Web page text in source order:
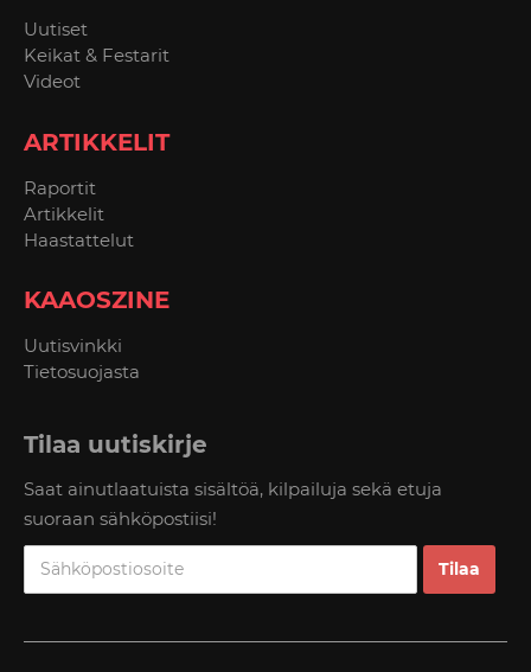
Uutiset
Keikat & Festarit
Videot
ARTIKKELIT
Raportit
Artikkelit
Haastattelut
KAAOSZINE
Uutisvinkki
Tietosuojasta
Tilaa uutiskirje
Saat ainutlaatuista sisältöä, kilpailuja sekä etuja
suoraan sähköpostiisi!